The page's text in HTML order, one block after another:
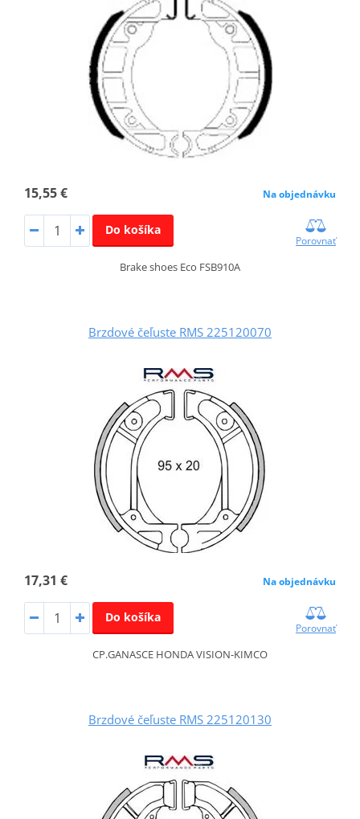
15,55 € Na objednávku
Do košíka
Porovnať
Brake shoes Eco FSB910A
Brzdové čeľuste RMS 225120070
17,31 € Na objednávku
Do košíka
Porovnať
CP.GANASCE HONDA VISION-KIMCO
Brzdové čeľuste RMS 225120130